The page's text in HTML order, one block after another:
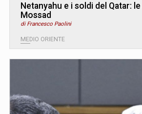
Netanyahu e i soldi del Qatar:
Mossad
di Francesco Paolini
MEDIO ORIENTE